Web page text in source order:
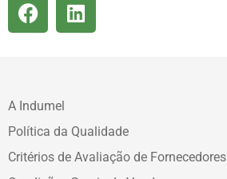
A Indumel
Política da Qualidade
Critérios de Avaliação de Fornecedores